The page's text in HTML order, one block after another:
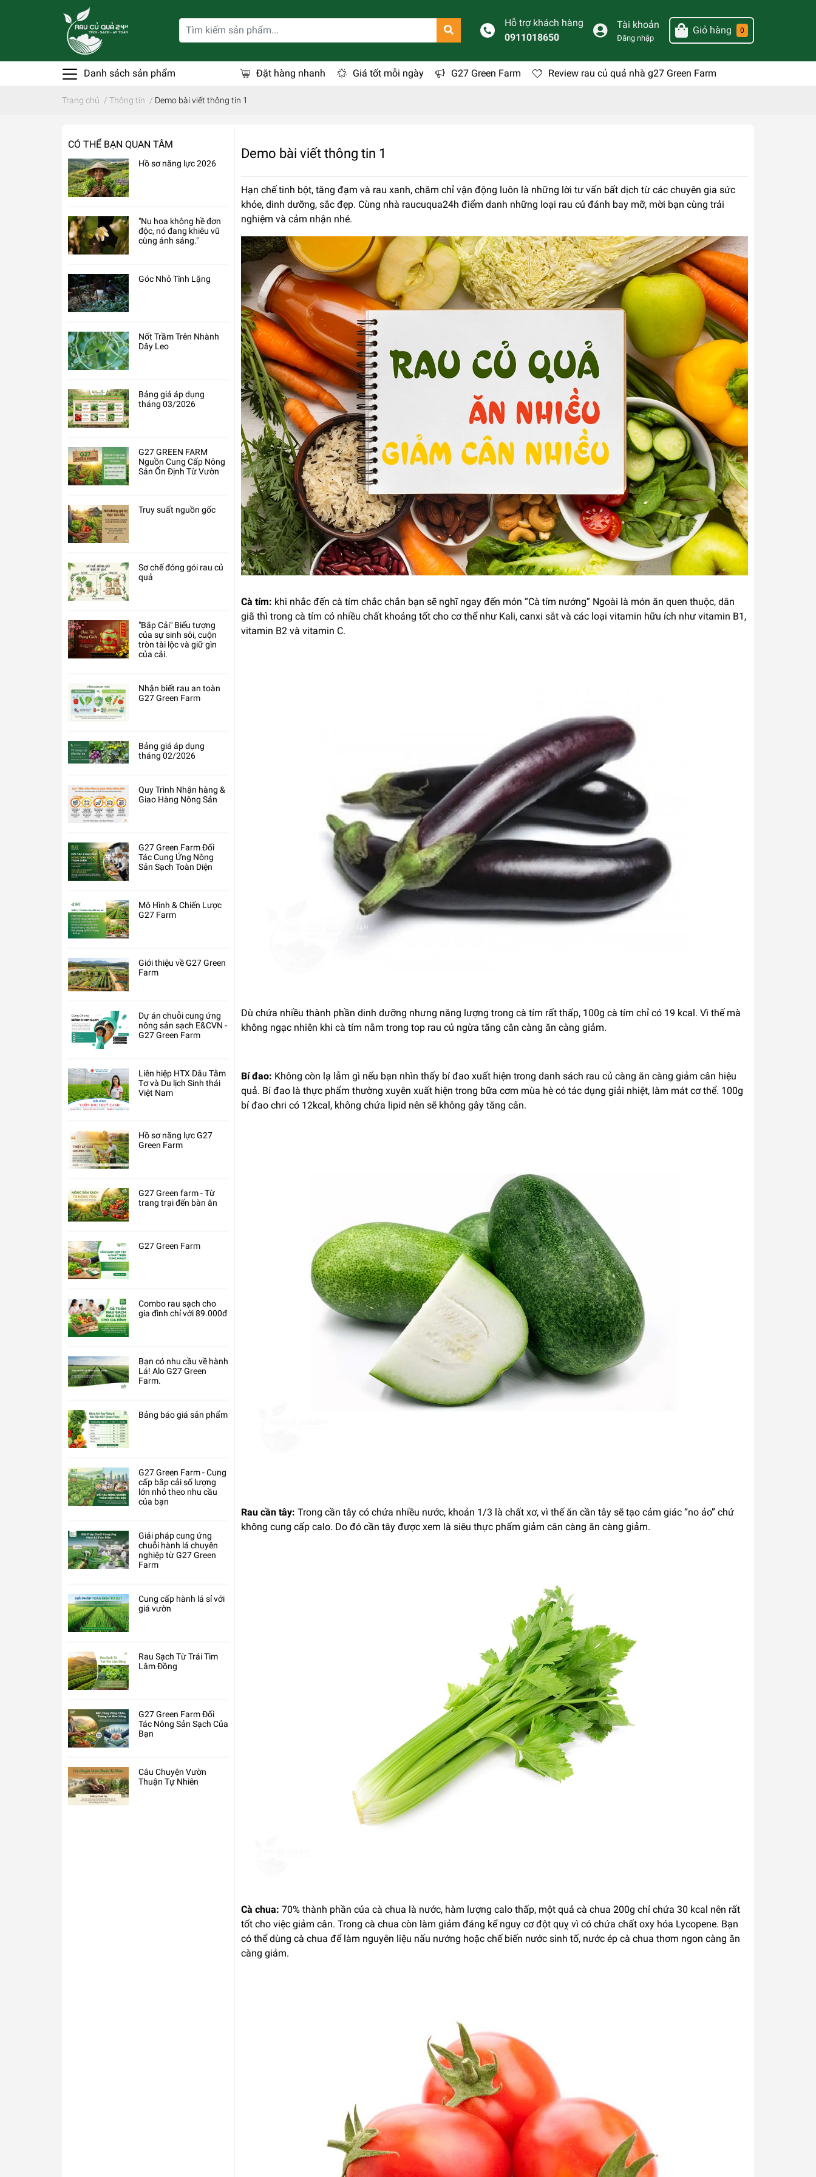
Hỗ trợ khách hàng
0911018650
Tài khoản
Đăng nhập
Giỏ hàng 0
Danh sách sản phẩm Đặt hàng nhanh Giá tốt mỗi ngày G27 Green Farm Review rau củ quả nhà g27 Green Farm
Trang chủ / Thông tin / Demo bài viết thông tin 1
CÓ THỂ BẠN QUAN TÂM
Hồ sơ năng lực 2026
"Nụ hoa không hề đơn
độc, nó đang khiêu vũ
cùng ánh sáng."
Góc Nhỏ Tĩnh Lặng
Nốt Trầm Trên Nhành
Dây Leo
Bảng giá áp dụng
tháng 03/2026
G27 GREEN FARM
Nguồn Cung Cấp Nông
Sản Ổn Định Từ Vườn
Truy suất nguồn gốc
Sơ chế đóng gói rau củ
quả
"Bắp Cải" Biểu tượng
của sự sinh sôi, cuộn
tròn tài lộc và giữ gìn
của cải.
Nhận biết rau an toàn
G27 Green Farm
Bảng giá áp dụng
tháng 02/2026
Quy Trình Nhận hàng &
Giao Hàng Nông Sản
G27 Green Farm Đối
Tác Cung Ứng Nông
Sản Sạch Toàn Diện
Mô Hình & Chiến Lược
G27 Farm
Giới thiệu về G27 Green
Farm
Dự án chuỗi cung ứng
nông sản sạch E&CVN -
G27 Green Farm
Liên hiệp HTX Dâu Tằm
Tơ và Du lịch Sinh thái
Việt Nam
Hồ sơ năng lực G27
Green Farm
G27 Green farm - Từ
trang trại đến bàn ăn
G27 Green Farm
Combo rau sạch cho
gia đình chỉ với 89.000đ
Bạn có nhu cầu về hành
Lá! Alo G27 Green
Farm.
Bảng báo giá sản phẩm
G27 Green Farm - Cung
cấp bắp cải số lượng
lớn nhỏ theo nhu cầu
của bạn
Giải pháp cung ứng
chuỗi hành lá chuyên
nghiệp từ G27 Green
Farm
Cung cấp hành lá sỉ với
giá vườn
Rau Sạch Từ Trái Tim
Lâm Đồng
G27 Green Farm Đối
Tác Nông Sản Sạch Của
Bạn
Câu Chuyện Vườn
Thuận Tự Nhiên
Demo bài viết thông tin 1
Hạn chế tinh bột, tăng đạm và rau xanh, chăm chỉ vận động luôn là những lời tư vấn bất dịch từ các chuyên gia sức
khỏe, dinh dưỡng, sắc đẹp. Cùng nhà raucuqua24h điểm danh những loại rau củ đánh bay mỡ, mời bạn cùng trải
nghiệm và cảm nhận nhé.
Cà tím: khi nhắc đến cà tím chắc chắn bạn sẽ nghĩ ngay đến món “Cà tím nướng” Ngoài là món ăn quen thuộc, dân
giã thì trong cà tím có nhiều chất khoáng tốt cho cơ thể như Kali, canxi sắt và các loại vitamin hữu ích như vitamin B1,
vitamin B2 và vitamin C.
Dù chứa nhiều thành phần dinh dưỡng nhưng năng lượng trong cà tím rất thấp, 100g cà tím chỉ có 19 kcal. Vì thế mà
không ngạc nhiên khi cà tím nằm trong top rau củ ngừa tăng cân càng ăn càng giảm.
Bí đao: Không còn lạ lẫm gì nếu bạn nhìn thấy bí đao xuất hiện trong danh sách rau củ càng ăn càng giảm cân hiệu
quả. Bí đao là thực phẩm thường xuyên xuất hiện trong bữa cơm mùa hè có tác dụng giải nhiệt, làm mát cơ thể. 100g
bí đao chri có 12kcal, không chứa lipid nên sẽ không gây tăng cân.
Rau cần tây: Trong cần tây có chứa nhiều nước, khoản 1/3 là chất xơ, vì thế ăn cần tây sẽ tạo cảm giác “no ảo” chứ
không cung cấp calo. Do đó cần tây được xem là siêu thực phẩm giảm cân càng ăn càng giảm.
Cà chua: 70% thành phần của cà chua là nước, hàm lượng calo thấp, một quả cà chua 200g chỉ chứa 30 kcal nên rất
tốt cho việc giảm cân. Trong cà chua còn làm giảm đáng kể nguy cơ đột quỵ vì có chứa chất oxy hóa Lycopene. Bạn
có thể dùng cà chua để làm nguyên liệu nấu nướng hoặc chế biến nước sinh tố, nước ép cà chua thơm ngon càng ăn
càng giảm.